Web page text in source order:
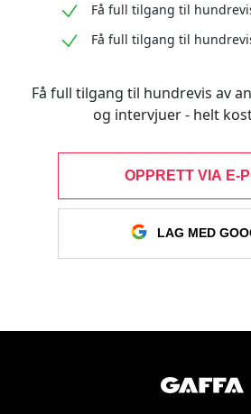
Få full tilgang til
Få full tilgang til
Få full tilgang til hundrevis av
og intervjuer - helt
OPPRETT VIA E-
LAG MED